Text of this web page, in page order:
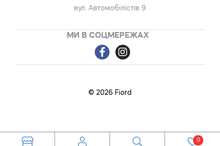
вул. Автомобілістів 9
МИ В СОЦМЕРЕЖАХ
© 2026 Fiord
0